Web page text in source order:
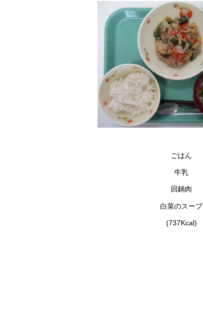
ごはん
牛乳
回鍋肉
白菜のスープ
(737Kcal)